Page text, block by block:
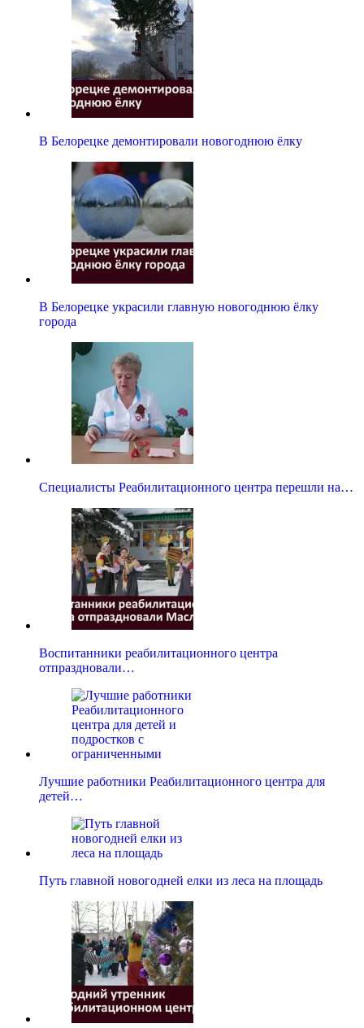
В Белорецке демонтировали новогоднюю ёлку
В Белорецке украсили главную новогоднюю ёлку
города
Специалисты Реабилитационного центра перешли на…
Воспитанники реабилитационного центра
отпраздновали…
Лучшие работники Реабилитационного центра для
детей…
Путь главной новогодней елки из леса на площадь